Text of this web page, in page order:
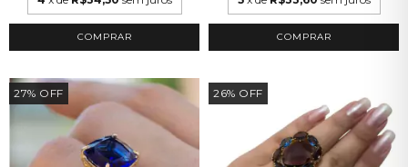
COMPRAR COMPRAR
27% OFF 26% OFF